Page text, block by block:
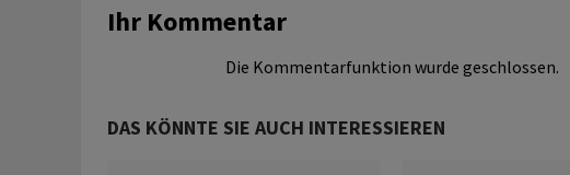
Ihr Kommentar
Die Kommentarfunktion wurde geschlossen.
DAS KÖNNTE SIE AUCH INTERESSIEREN